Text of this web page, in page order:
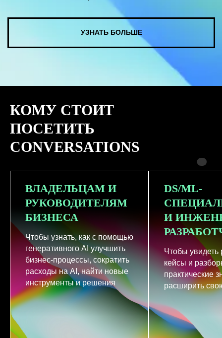
КОМУ СТОИТ
ПОСЕТИТЬ
CONVERSATIONS
ВЛАДЕЛЬЦАМ И
РУКОВОДИТЕЛЯМ
БИЗНЕСА
Чтобы узнать, как с помощью
генеративного AI улучшить
бизнес-процессы, сократить
расходы на AI, найти новые
инструменты и решения
DS/ML-
И
Чтобы увидеть
кейсы и
практические
расширить